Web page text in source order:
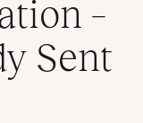
–
Sent